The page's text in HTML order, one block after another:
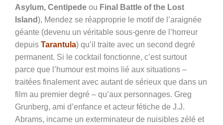
Asylum, Centipede ou Final Battle of the Lost
Island), Mendez se réapproprie le motif de l’araignée
géante (devenu un véritable sous-genre de l’horreur
depuis Tarantula) qu’il traite avec un second degré
permanent. Si le cocktail fonctionne, c’est surtout
parce que l’humour est moins lié aux situations –
traitées finalement avec autant de sérieux que dans un
film au premier degré – qu’aux personnages. Greg
Grunberg, ami d’enfance et acteur fétiche de J.J.
Abrams, incarne un exterminateur de nuisibles zélé et